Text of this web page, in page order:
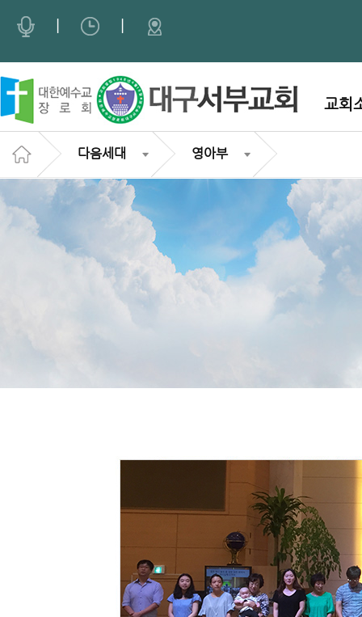
교회
다음세대 영아부